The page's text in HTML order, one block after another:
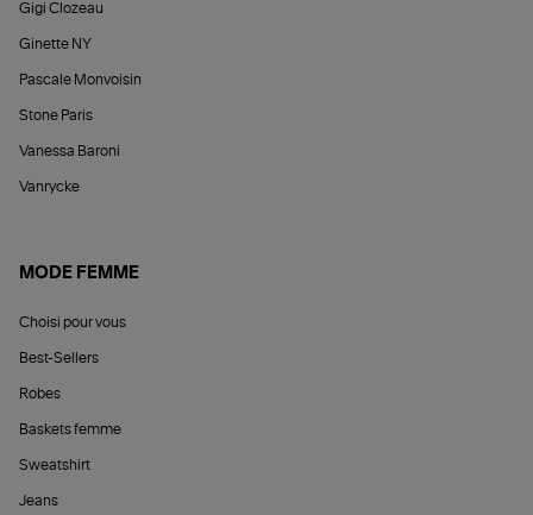
Gigi Clozeau
Ginette NY
Pascale Monvoisin
Stone Paris
Vanessa Baroni
Vanrycke
MODE FEMME
Choisi pour vous
Best-Sellers
Robes
Baskets femme
Sweatshirt
Jeans